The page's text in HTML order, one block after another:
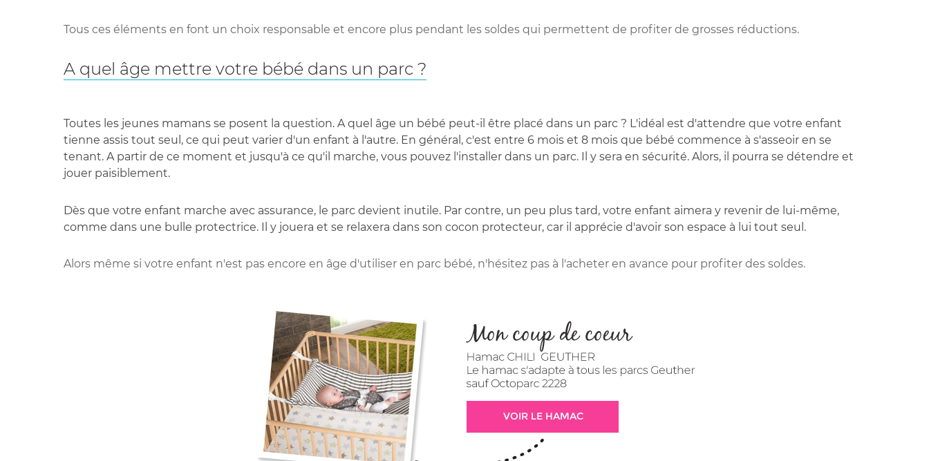
Tous ces éléments en font un choix responsable et encore plus pendant les soldes qui permettent de profiter de grosses réductions.
A quel âge mettre votre bébé dans un parc ?
Toutes les jeunes mamans se posent la question. A quel âge un bébé peut-il être placé dans un parc ? L'idéal est d'attendre que votre enfant
tienne assis tout seul, ce qui peut varier d'un enfant à l'autre. En général, c'est entre 6 mois et 8 mois que bébé commence à s'asseoir en se
tenant. A partir de ce moment et jusqu'à ce qu'il marche, vous pouvez l'installer dans un parc. Il y sera en sécurité. Alors, il pourra se détendre et
jouer paisiblement.
Dès que votre enfant marche avec assurance, le parc devient inutile. Par contre, un peu plus tard, votre enfant aimera y revenir de lui-même,
comme dans une bulle protectrice. Il y jouera et se relaxera dans son cocon protecteur, car il apprécie d'avoir son espace à lui tout seul.
Alors même si votre enfant n'est pas encore en âge d'utiliser en parc bébé, n'hésitez pas à l'acheter en avance pour profiter des soldes.